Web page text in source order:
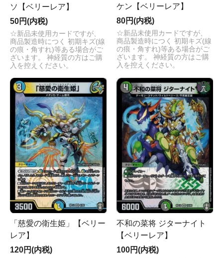
ソ【ベリーレア】
50円(内税)
☆新品未使用カードですが、
商品製造時につく 初期キズ(線
の痕・角すれ)等ある場合がご
ざいます。 神経質の方はご購
入を控えください。
ケン【ベリーレア】
80円(内税)
☆新品未使用カードですが、
商品製造時につく 初期キズ(線
の痕・角すれ)等ある場合がご
ざいます。 神経質の方はご購
入を控えください。
「慈愛の衛生姫」【ベリー
レア】
120円(内税)
不和の菜将 ジターナイト
【ベリーレア】
100円(内税)